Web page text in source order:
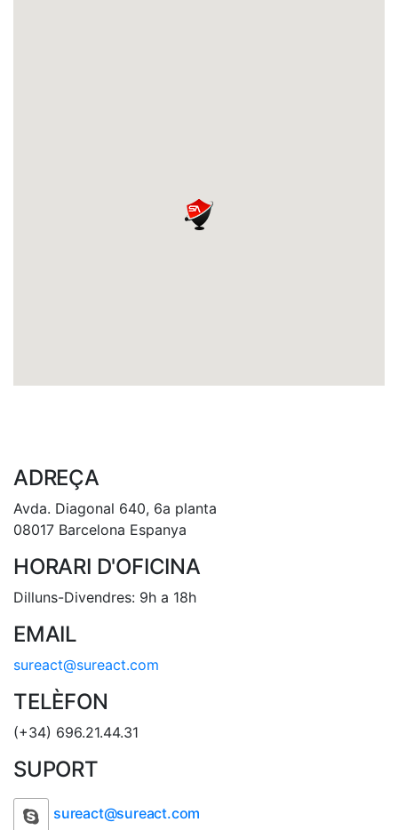
ADREÇA
Avda. Diagonal 640, 6a planta
08017 Barcelona Espanya
HORARI D'OFICINA
Dilluns-Divendres: 9h a 18h
EMAIL
sureact@sureact.com
TELÈFON
(+34) 696.21.44.31
SUPORT
sureact@sureact.com